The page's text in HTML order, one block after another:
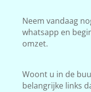
Neem vandaag
whatsapp en
omzet.
Woont u in de
belangrijke links